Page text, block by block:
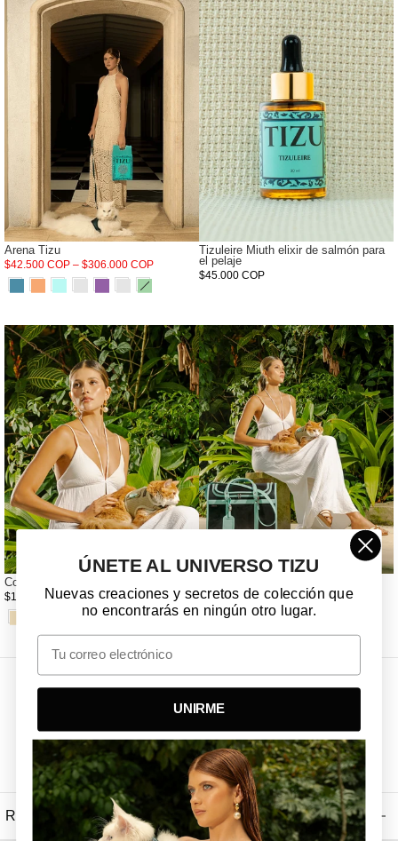
Arena Tizu
$42.500 COP – $306.000 COP
Tizuleire Miuth elixir de salmón para
el pelaje
$45.000 COP
Corso Rilievo Miuth 2XS
$170.000 COP $550.000 COP
Recibe Nuestras Ultimas Noticias
ÚNETE AL UNIVERSO TIZU
Nuevas creaciones y secretos de colección que
no encontrarás en ningún otro lugar.
Email
UNIRME